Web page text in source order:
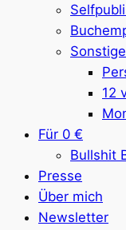
12
Für 0 €
Bullshit
Presse
Über mich
Newsletter